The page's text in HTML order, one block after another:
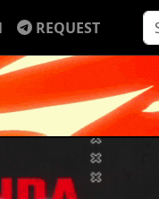
REQUEST